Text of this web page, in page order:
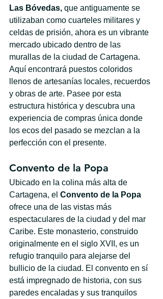
Las Bóvedas, que antiguamente se
utilizaban como cuarteles militares y
celdas de prisión, ahora es un vibrante
mercado ubicado dentro de las
murallas de la ciudad de Cartagena.
Aquí encontrará puestos coloridos
llenos de artesanías locales, recuerdos
y obras de arte. Pasee por esta
estructura histórica y descubra una
experiencia de compras única donde
los ecos del pasado se mezclan a la
perfección con el presente.
Convento de la Popa
Ubicado en la colina más alta de
Cartagena, el Convento de la Popa
ofrece una de las vistas más
espectaculares de la ciudad y del mar
Caribe. Este monasterio, construido
originalmente en el siglo XVII, es un
refugio tranquilo para alejarse del
bullicio de la ciudad. El convento en sí
está impregnado de historia, con sus
paredes encaladas y sus tranquilos